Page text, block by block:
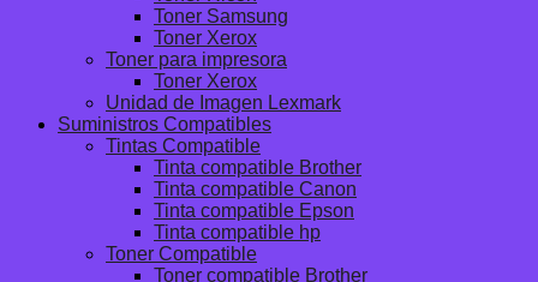
Toner Samsung
Toner Xerox
Toner para impresora
Toner Xerox
Unidad de Imagen Lexmark
Suministros Compatibles
Tintas Compatible
Tinta compatible Brother
Tinta compatible Canon
Tinta compatible Epson
Tinta compatible hp
Toner Compatible
Toner compatible Brother